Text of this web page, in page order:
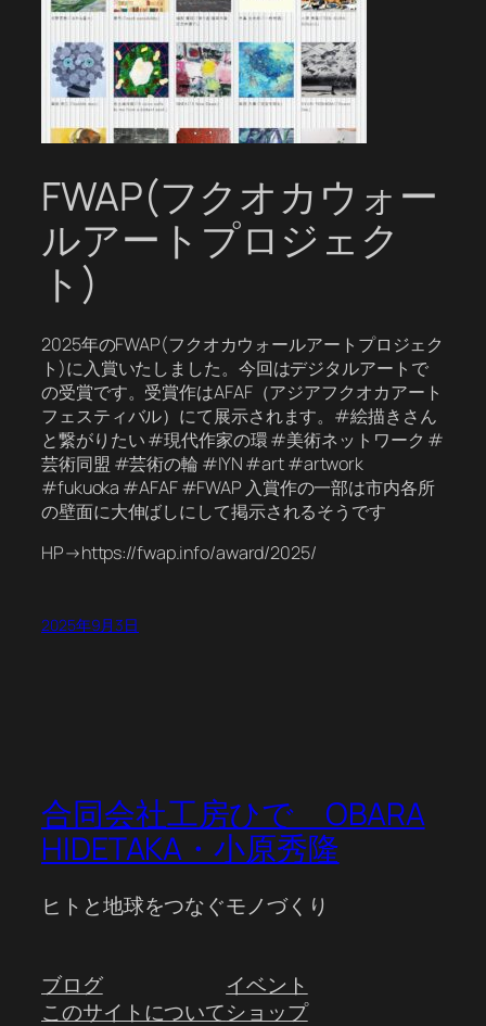
FWAP(フクオカウォー
ルアートプロジェク
ト)
2025年のFWAP(フクオカウォールアートプロジェク
ト)に入賞いたしました。今回はデジタルアートで
の受賞です。受賞作はAFAF（アジアフクオカアート
フェスティバル）にて展示されます。#絵描きさん
と繋がりたい #現代作家の環 #美術ネットワーク #
芸術同盟 #芸術の輪 #IYN #art #artwork
#fukuoka #AFAF #FWAP 入賞作の一部は市内各所
の壁面に大伸ばしにして掲示されるそうです
HP→https://fwap.info/award/2025/
2025年9月3日
合同会社工房ひで OBARA
HIDETAKA・小原秀隆
ヒトと地球をつなぐモノづくり
ブログ
このサイトについて
イベント
ショップ